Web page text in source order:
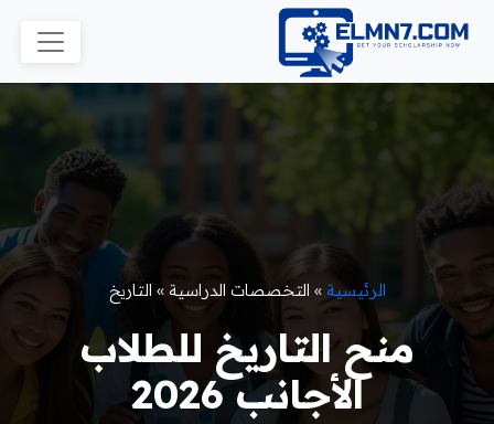
الرئيسية » التخصصات الدراسية » التاريخ
منح التاريخ للطلاب
الأجانب 2026